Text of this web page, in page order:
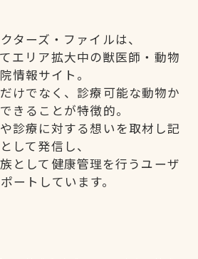
ターズ・ファイルは、
エリア拡大中の獣医師・動物
情報サイト。
けでなく、診療可能な動物か
きることが特徴的。
診療に対する想いを取材し記
して発信し、
として健康管理を行うユーザ
ートしています。